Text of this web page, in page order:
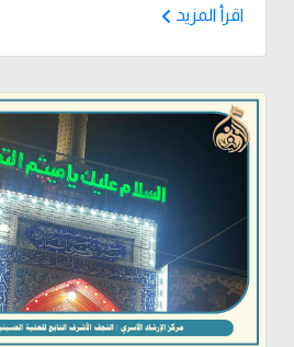
اقرأ المزيد